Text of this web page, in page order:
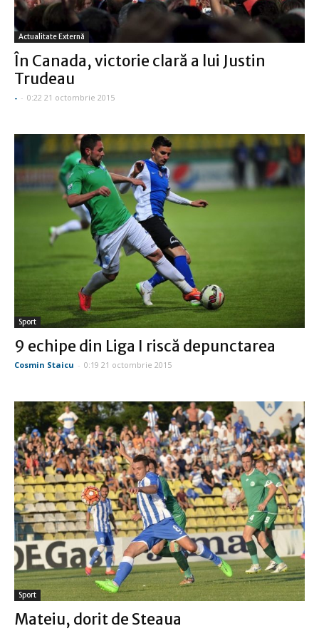
Actualitate Externă
În Canada, victorie clară a lui Justin
Trudeau
- - 0:22 21 octombrie 2015
Sport
9 echipe din Liga I riscă depunctarea
Cosmin Staicu - 0:19 21 octombrie 2015
Sport
Mateiu, dorit de Steaua